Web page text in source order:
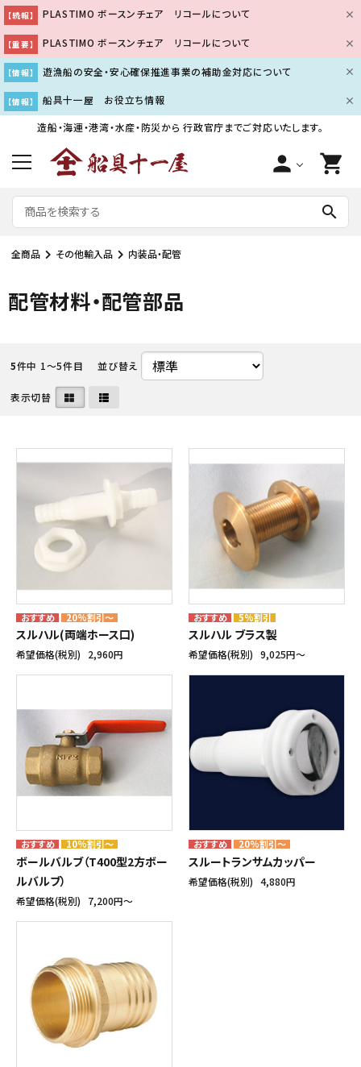
【続報】 PLASTIMO ボースンチェア リコールについて
【重要】 PLASTIMO ボースンチェア リコールについて
【情報】 遊漁船の安全・安心確保推進事業の補助金対応について
【情報】
船具十一屋 お役立ち情報
造船・海運・港湾・水産・防災から行政官庁までご対応いたします。
person shopping_cart
search
全商品 その他輸入品 内装品・配管
配管材料・配管部品
5件中 1〜5件目 並び替え
表示切替
20%割引～
スルハル(両端ホース口)
希望価格(税別) 2,960円
5%割引
スルハル ブラス製
希望価格(税別) 9,025円〜
10%割引～
ボールバルブ（T400型2方ボー
ルバルブ）
希望価格(税別) 7,200円〜
20%割引～
スルートランサムカッパー
希望価格(税別) 4,880円